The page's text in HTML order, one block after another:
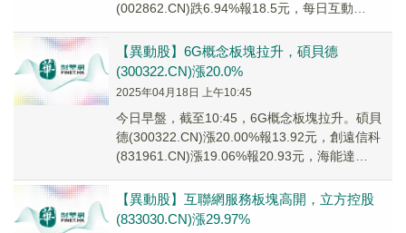
(002862.CN)跌6.94%報18.5元，每日互動
【異動股】6G概念板塊拉升，碩貝德
(300322.CN)漲20.0%
2025年04月18日 上午10:45
今日早盤，截至10:45，6G概念板塊拉升。碩貝
德(300322.CN)漲20.00%報13.92元，創遠信科
(831961.CN)漲19.06%報20.93元，海能達
【異動股】互聯網服務板塊高開，立方控股
(833030.CN)漲29.97%